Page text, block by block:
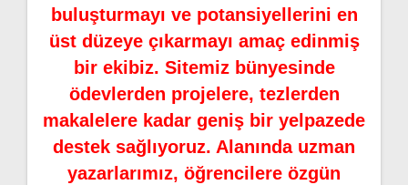
buluşturmayı ve potansiyellerini en
üst düzeye çıkarmayı amaç edinmiş
bir ekibiz. Sitemiz bünyesinde
ödevlerden projelere, tezlerden
makalelere kadar geniş bir yelpazede
destek sağlıyoruz. Alanında uzman
yazarlarımız, öğrencilere özgün